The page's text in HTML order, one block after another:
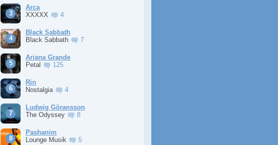
Arca
XXXXX
4
Black Sabbath
Black Sabbath
7
Ariana Grande
Petal
125
Rin
Nostalgia
4
Ludwig Göransson
The Odyssey
8
Pashanim
Lounge Musik
5